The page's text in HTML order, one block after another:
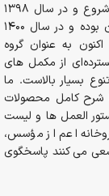
از سال 1394در قالب داروخانه حضوری مسئولیت ما شروع و در سال 1398
داروخانه به صورت شبانه روزی در خدمت شما عزیزان بوده و در سال 1400
به عنوان گروه
از مکمل های
بسیار بالاست. ما
شرح کامل محصولات
العمل ها و لیست
اعم از مؤسس،
می کنند پاسخگوی